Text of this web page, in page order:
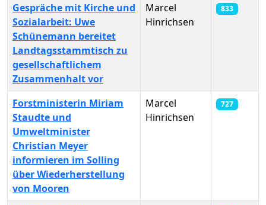
Gespräche mit Kirche und
Sozialarbeit: Uwe
Schünemann bereitet
Landtagsstammtisch zu
gesellschaftlichem
Zusammenhalt vor
Marcel
Hinrichsen
833
Forstministerin Miriam
Staudte und
Umweltminister
Christian Meyer
informieren im Solling
über Wiederherstellung
von Mooren
Marcel
Hinrichsen
727